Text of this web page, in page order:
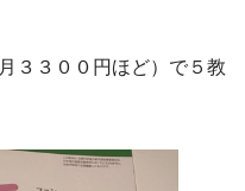
３３００円ほど）で５教